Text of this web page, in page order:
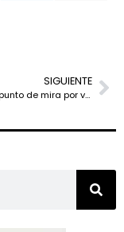
SIGUIENTE
ASML, en el punto de mira por vender equipos de litografía DUV a una firma china con vínculos militares